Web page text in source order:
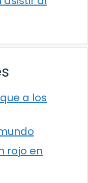
a los
rojo en